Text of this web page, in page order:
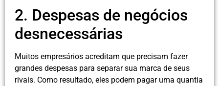
2. Despesas de negócios
desnecessárias
Muitos empresários acreditam que precisam fazer
grandes despesas para separar sua marca de seus
rivais. Como resultado, eles podem pagar uma quantia